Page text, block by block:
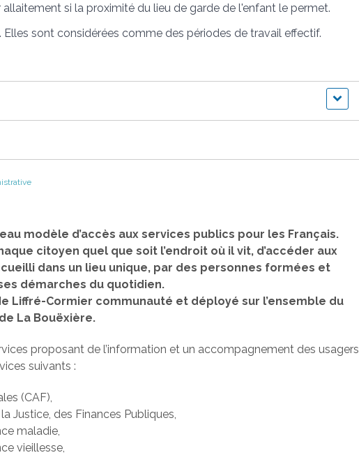
si la proximité du lieu de garde de l'enfant le permet.
Elles sont considérées comme des périodes de travail effectif.
modèle d’accès aux services publics pour les Français.
citoyen quel que soit l’endroit où il vit, d’accéder aux
dans un lieu unique, par des personnes formées et
démarches du quotidien.
Liffré-Cormier communauté et déployé sur l’ensemble du
La Bouëxière.
proposant de l’information et un accompagnement des usagers
suivants :
(CAF),
Justice, des Finances Publiques,
maladie,
vieillesse,